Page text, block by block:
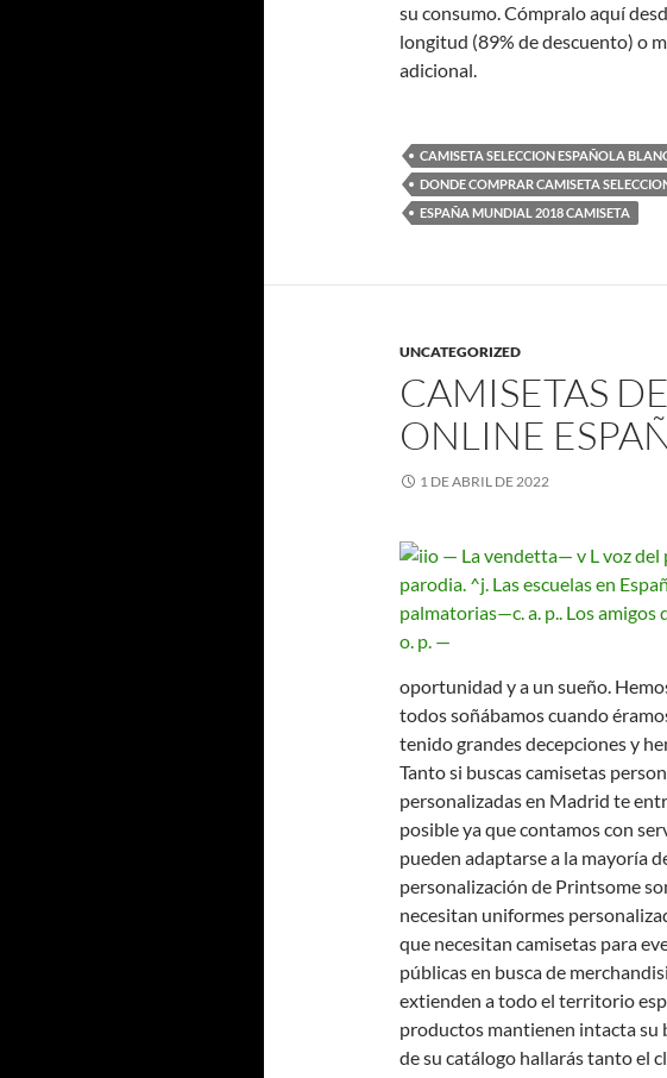
su consumo. Cómpralo aquí
longitud (89% de descuento) o
adicional.
CAMISETA SELECCION ESPAÑOLA
DONDE COMPRAR CAMISETA
ESPAÑA MUNDIAL 2018 CAMISETA
UNCATEGORIZED
CAMISETAS
ONLINE
1 DE ABRIL DE 2022
oportunidad y a un sueño.
todos soñábamos cuando
tenido grandes decepciones y
Tanto si buscas camisetas
personalizadas en Madrid te
posible ya que contamos con
pueden adaptarse a la mayoría
personalización de Printsome
necesitan uniformes
que necesitan camisetas para
públicas en busca de
extienden a todo el territorio
productos mantienen intacta su
de su catálogo hallarás tanto el